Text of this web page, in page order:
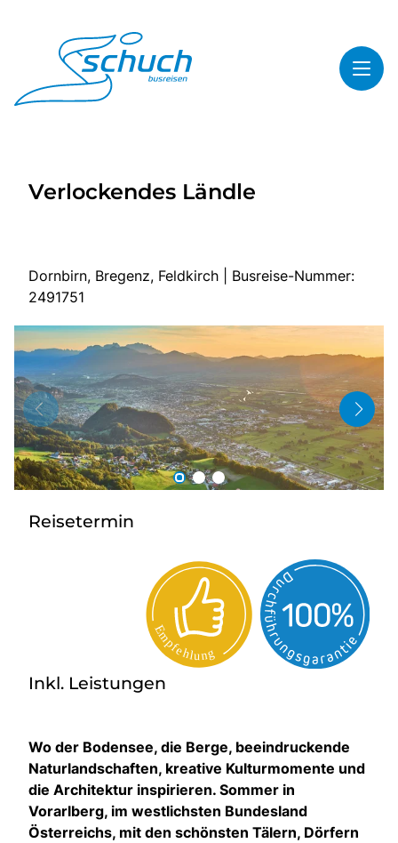
Highlights
Start
Busreisen
Bus mieten
Gutscheine
Kontakt
Verlockendes Ländle
Dornbirn, Bregenz, Feldkirch | Busreise-Nummer:
2491751
Reisetermin
Inkl. Leistungen
Wo der Bodensee, die Berge, beeindruckende
Naturlandschaften, kreative Kulturmomente und
die Architektur inspirieren. Sommer in
Vorarlberg, im westlichsten Bundesland
Österreichs, mit den schönsten Tälern, Dörfern